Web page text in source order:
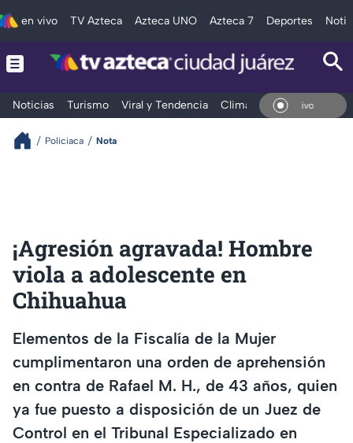
en vivo TV Azteca Azteca UNO Azteca 7 Deportes
Noticias Turismo Viral y Tendencia Clima Deportes
En Vivo
Policiaca Nota
¡Agresión agravada! Hombre
viola a adolescente en
Chihuahua
Elementos de la Fiscalía de la Mujer
cumplimentaron una orden de aprehensión
en contra de Rafael M. H., de 43 años, quien
ya fue puesto a disposición de un Juez de
Control en el Tribunal Especializado en